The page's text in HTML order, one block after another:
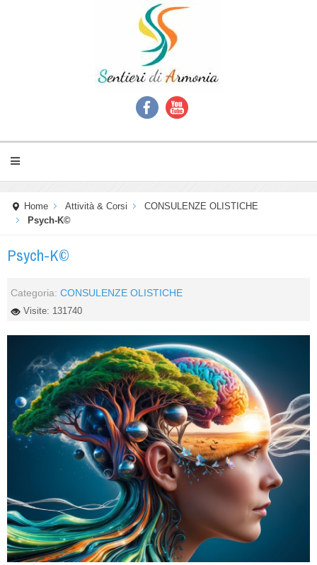
Home Attività & Corsi
CONSULENZE OLISTICHE
Psych-K©
Psych-K©
Categoria: CONSULENZE OLISTICHE
Visite: 131740